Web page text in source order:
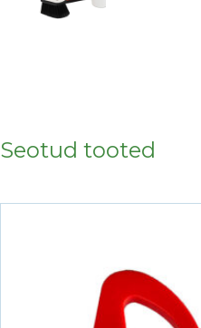
Seotud tooted